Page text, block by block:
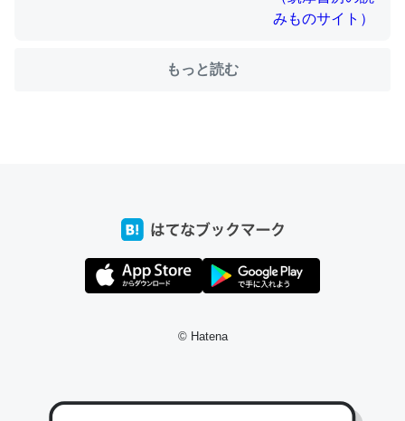
たいなのでネット環境作ったけどAlexaしか使わないので
34
もっと読む
© Hatena